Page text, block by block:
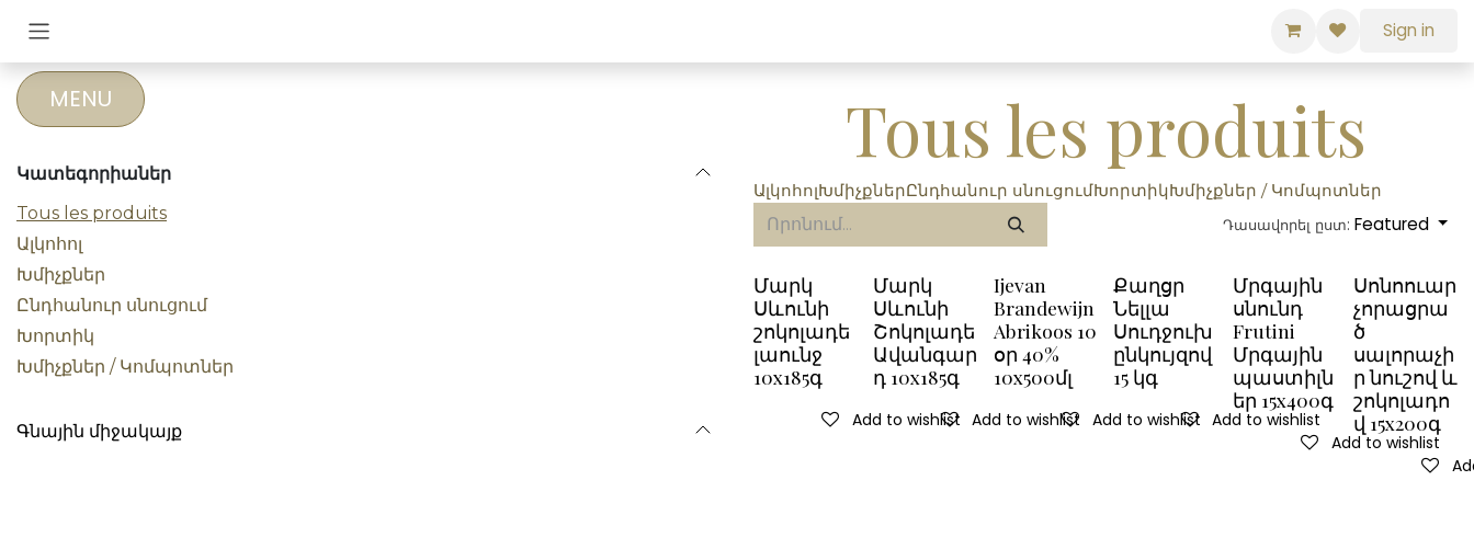
Sign in
MENU
Կատեգորիաներ
Tous les produits
Ալկոհոլ
Խմիչքներ
Ընդհանուր սնուցում
Խորտիկ
Խմիչքներ / Կոմպոտներ
Գնային միջակայք
Tous les produits
ԱլկոհոլԽմիչքներԸնդհանուր սնուցումԽորտիկԽմիչքներ / Կոմպոտներ
Դասավորել ըստ: Featured
Մարկ
Սևունի
շոկոլադե
լաունջ
10x185գ
Add to wishlist
Մարկ
Սևունի
Շոկոլադե
Ավանգար
դ 10x185գ
Add to wishlist
Ijevan
Brandewijn
Abrikoos 10
օր 40%
10x500մլ
Add to wishlist
Քաղցր
Նելլա
Սուդջուխ
ընկույզով
15 կգ
Add to wishlist
Մրգային
սնունդ
Frutini
Մրգային
պաստիլն
եր 15x400գ
Add to wishlist
Սոնոուար
չորացրա
ծ
սալորաչի
ր նուշով և
շոկոլադո
վ 15x200գ